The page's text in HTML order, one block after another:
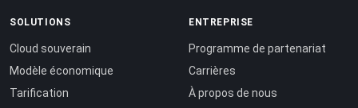
SOLUTIONS
Cloud souverain
Modèle économique
Tarification
ENTREPRISE
Programme de partenariat
Carrières
À propos de nous